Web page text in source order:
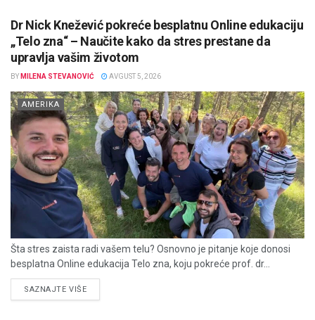
Dr Nick Knežević pokreće besplatnu Online edukaciju
„Telo zna“ – Naučite kako da stres prestane da
upravlja vašim životom
BY MILENA STEVANOVIĆ AVGUST 5, 2026
AMERIKA
Šta stres zaista radi vašem telu? Osnovno je pitanje koje donosi
besplatna Online edukacija Telo zna, koju pokreće prof. dr...
SAZNAJTE VIŠEDETAILS